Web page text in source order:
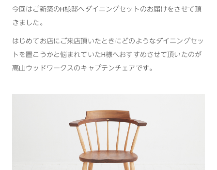
今回はご新築のH様邸へダイニングセットのお届けをさせて頂
きました。
はじめてお店にご来店頂いたときにどのようなダイニングセッ
トを置こうかと悩まれていたH様へおすすめさせて頂いたのが
高山ウッドワークスのキャプテンチェアです。